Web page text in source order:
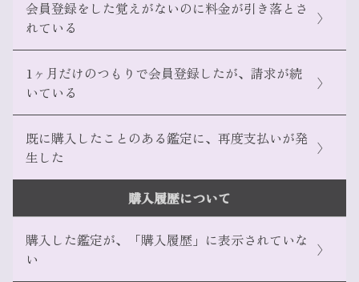
こちら
こちら
こちら
会員登録をした覚えがないのに料金が引き落とさ
れている
〉
こちら
1ヶ月だけのつもりで会員登録したが、請求が続
いている
〉
こちら
既に購入したことのある鑑定に、再度支払いが発
生した
〉
購入履歴について
購入した鑑定が、「購入履歴」に表示されていな
い
〉